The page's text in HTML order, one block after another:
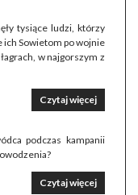
tysiące ludzi, którzy
ich Sowietom po wojnie
w najgorszym z
Czytaj więcej
podczas kampanii
Czytaj więcej